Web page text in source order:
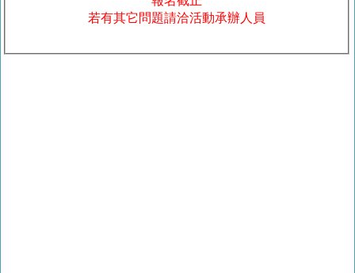
若有其它問題請洽活動承辦人員